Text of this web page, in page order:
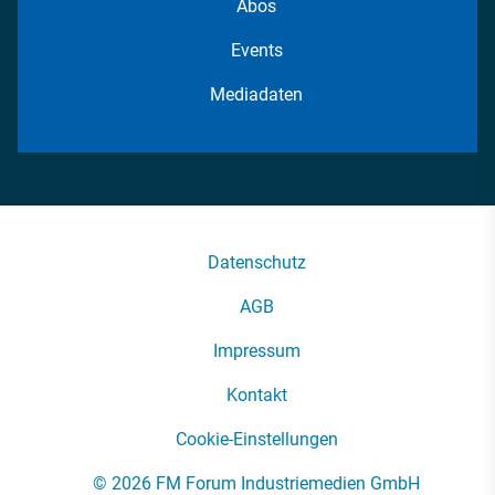
Abos
Events
Mediadaten
Datenschutz
AGB
Impressum
Kontakt
Cookie-Einstellungen
© 2026 FM Forum Industriemedien GmbH